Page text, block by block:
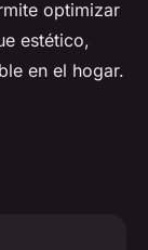
optimizar
estético,
en el hogar.